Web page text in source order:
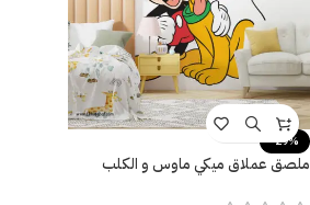
-29%
ملصق عملاق ميكي ماوس و الكلب